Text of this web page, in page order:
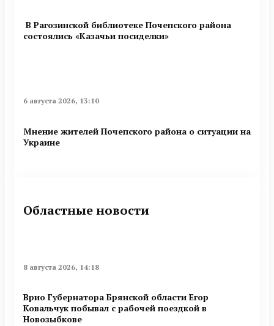
В Рагозинской библиотеке Почепского района
состоялись «Казачьи посиделки»
6 августа 2026, 13:10
Мнение жителей Почепского района о ситуации на
Украине
Областные новости
8 августа 2026, 14:18
Врио Губернатора Брянской области Егор
Ковальчук побывал с рабочей поездкой в
Новозыбкове